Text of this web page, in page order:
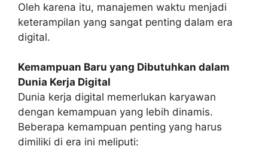
Oleh karena itu, manajemen waktu menjadi
keterampilan yang sangat penting dalam era
digital.
Kemampuan Baru yang Dibutuhkan dalam
Dunia Kerja Digital
Dunia kerja digital memerlukan karyawan
dengan kemampuan yang lebih dinamis.
Beberapa kemampuan penting yang harus
dimiliki di era ini meliputi: